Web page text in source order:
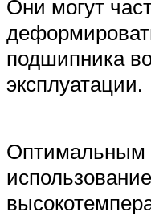
Они могут
подшипника
эксплуатации.
Оптимальным
использование